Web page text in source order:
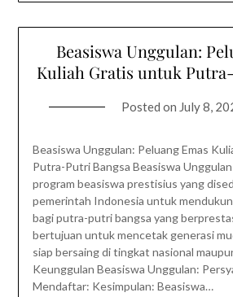
Beasiswa Unggulan:
Kuliah Gratis untuk
Posted on July 8,
Beasiswa Unggulan: Peluang Emas
Putra-Putri Bangsa Beasiswa
program beasiswa prestisius yang
pemerintah Indonesia untuk
bagi putra-putri bangsa yang
bertujuan untuk mencetak generasi
siap bersaing di tingkat nasional
Keunggulan Beasiswa Unggulan:
Mendaftar: Kesimpulan: Beasiswa…